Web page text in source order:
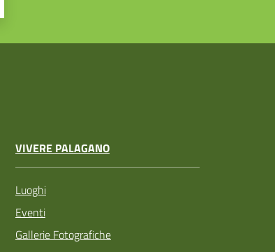
VIVERE PALAGANO
Luoghi
Eventi
Gallerie Fotografiche